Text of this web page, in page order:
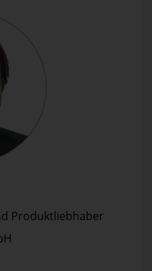
Produktliebhaber